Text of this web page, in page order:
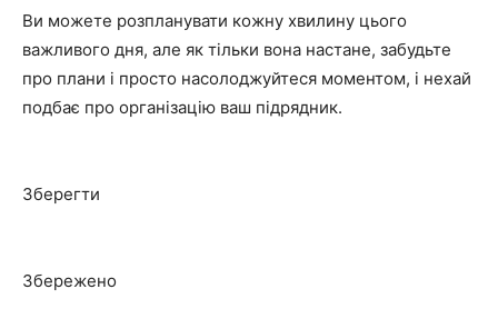
Ви можете розпланувати кожну хвилину цього
важливого дня, але як тільки вона настане, забудьте
про плани і просто насолоджуйтеся моментом, і нехай
подбає про організацію ваш підрядник.
Зберегти
Збережено